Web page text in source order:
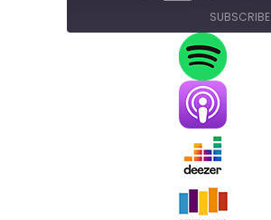
SUBSCRIBE